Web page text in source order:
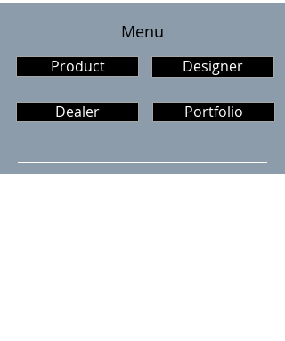
​Menu
Product
Dealer
Designer
Portfolio